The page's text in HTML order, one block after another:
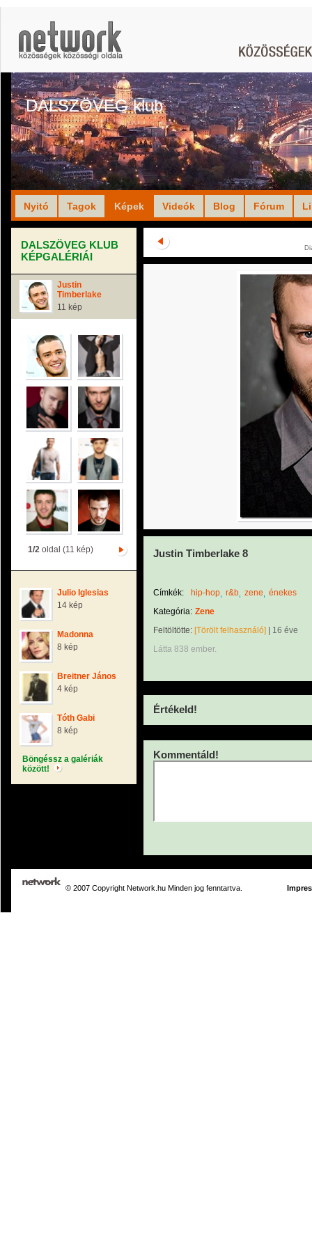
DALSZÖVEG klub
Nyitó Tagok Képek Videók Blog Fórum
DALSZÖVEG KLUB
KÉPGALÉRIÁI
Justin
Timberlake
11 kép
1/2 oldal (11 kép)
Julio Iglesias
14 kép
Madonna
8 kép
Breitner János
4 kép
Tóth Gabi
8 kép
Böngéssz a galériák
között!
Justin Timberlake 8
Címkék: hip-hop r&b zene
énekes
Kategória: Zene
Feltöltötte: [Törölt felhasználó]
16 éve
Látta 838 ember.
Értékeld!
Kommentáld!
© 2007 Copyright Network.hu Minden jog fenntartva.